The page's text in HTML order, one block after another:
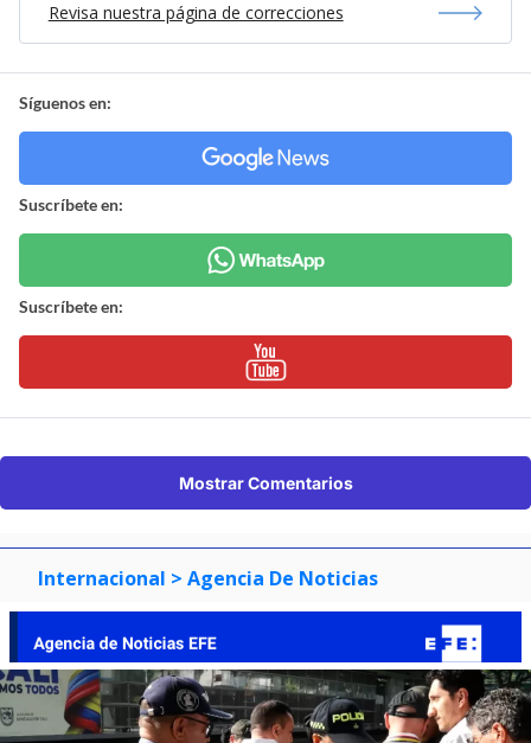
Revisa nuestra página de correcciones
Síguenos en:
Suscríbete en:
Suscríbete en:
Mostrar Comentarios
Internacional > Agencia De Noticias